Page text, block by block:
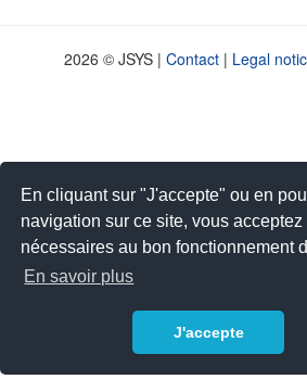
En cliquant sur "J'accepte" ou en
navigation sur ce site, vous
nécessaires au bon fonctionnement
En savoir plus
J'accepte
2026 © JSYS | Contact | Legal